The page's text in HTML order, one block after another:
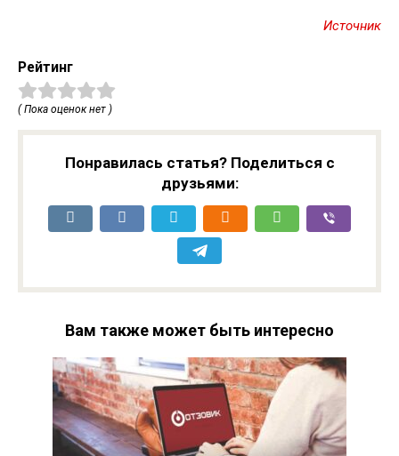
Источник
Рейтинг
( Пока оценок нет )
Понравилась статья? Поделиться с
друзьями:
Вам также может быть интересно